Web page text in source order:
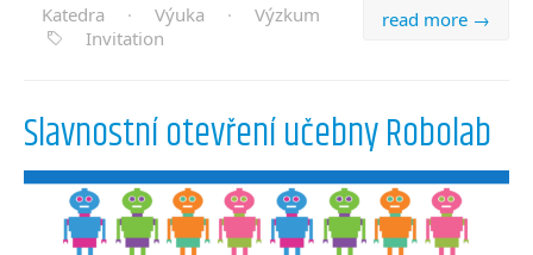
read more →
Katedra · Výuka ·
Výzkum
Invitation
Slavnostní otevření učebny Robolab